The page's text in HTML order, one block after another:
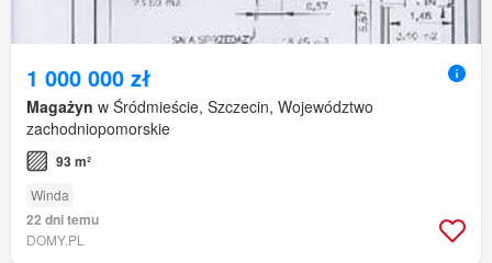
1 000 000 zł
Magażyn w Śródmieście, Szczecin, Województwo
zachodniopomorskie
93 m²
Winda
22 dni temu
DOMY.PL